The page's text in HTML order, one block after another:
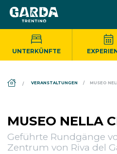
UNTERKÜNFTE
VERANSTALTUNGEN MUSEO
MUSEO NELLA
Geführte Rundgänge
Zentrum von Riva del